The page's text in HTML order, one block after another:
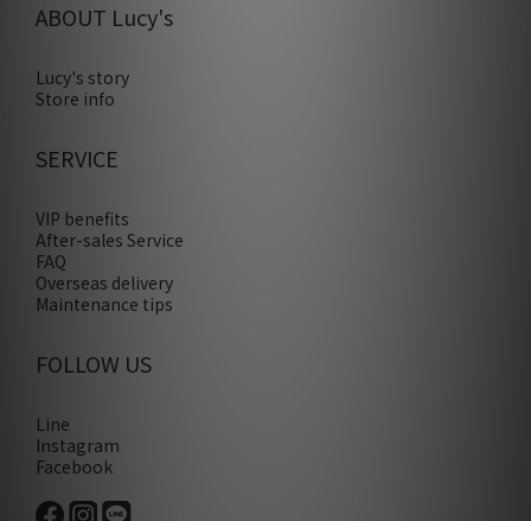
ABOUT Lucy's
Lucy's story
Store info
SERVICE
VIP benefits
After-sales Service
FAQ
Overseas delivery
Maintenance tips
FOLLOW US
Line
Instagram
Facebook